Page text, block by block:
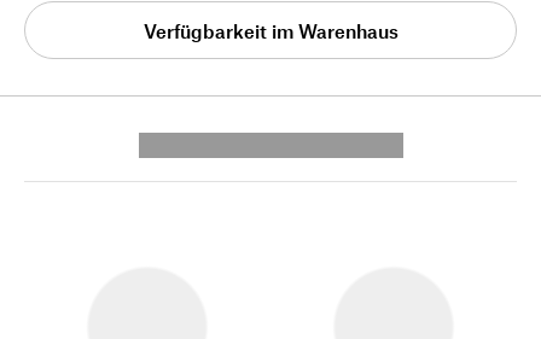
Verfügbarkeit im Warenhaus